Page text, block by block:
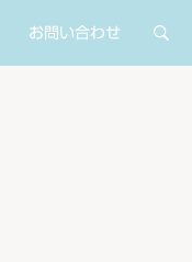
お問い合わせ